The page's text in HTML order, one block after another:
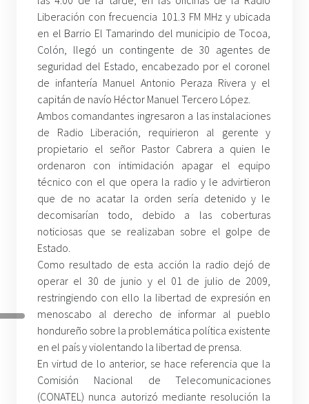
Liberación con frecuencia 101.3 FM MHz y ubicada
en el Barrio El Tamarindo del municipio de Tocoa,
Colón, llegó un contingente de 30 agentes de
seguridad del Estado, encabezado por el coronel
de infantería Manuel Antonio Peraza Rivera y el
capitán de navío Héctor Manuel Tercero López.
Ambos comandantes ingresaron a las instalaciones
de Radio Liberación, requirieron al gerente y
propietario el señor Pastor Cabrera a quien le
ordenaron con intimidación apagar el equipo
técnico con el que opera la radio y le advirtieron
que de no acatar la orden sería detenido y le
decomisarían todo, debido a las coberturas
noticiosas que se realizaban sobre el golpe de
Estado.
Como resultado de esta acción la radio dejó de
operar el 30 de junio y el 01 de julio de 2009,
restringiendo con ello la libertad de expresión en
menoscabo al derecho de informar al pueblo
hondureño sobre la problemática política existente
en el país y violentando la libertad de prensa.
En virtud de lo anterior, se hace referencia que la
Comisión Nacional de Telecomunicaciones
(CONATEL) nunca autorizó mediante resolución la